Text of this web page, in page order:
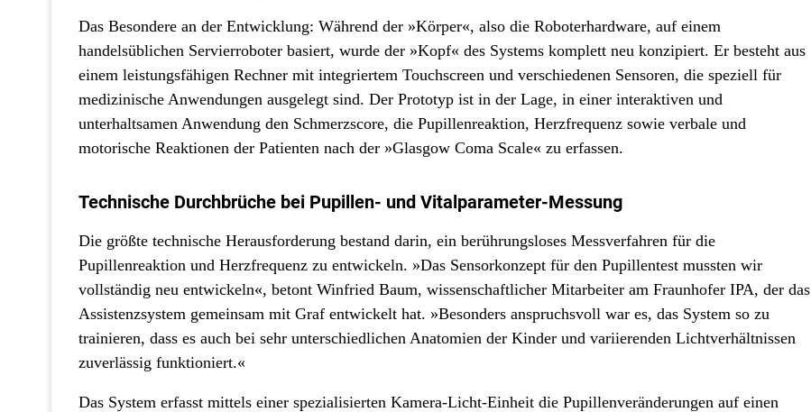
Das Besondere an der Entwicklung: Während der »Körper«, also die Roboterhardware, auf einem
handelsüblichen Servierroboter basiert, wurde der »Kopf« des Systems komplett neu konzipiert. Er besteht aus
einem leistungsfähigen Rechner mit integriertem Touchscreen und verschiedenen Sensoren, die speziell für
medizinische Anwendungen ausgelegt sind. Der Prototyp ist in der Lage, in einer interaktiven und
unterhaltsamen Anwendung den Schmerzscore, die Pupillenreaktion, Herzfrequenz sowie verbale und
motorische Reaktionen der Patienten nach der »Glasgow Coma Scale« zu erfassen.
Technische Durchbrüche bei Pupillen- und Vitalparameter-Messung
Die größte technische Herausforderung bestand darin, ein berührungsloses Messverfahren für die
Pupillenreaktion und Herzfrequenz zu entwickeln. »Das Sensorkonzept für den Pupillentest mussten wir
vollständig neu entwickeln«, betont Winfried Baum, wissenschaftlicher Mitarbeiter am Fraunhofer IPA, der das
Assistenzsystem gemeinsam mit Graf entwickelt hat. »Besonders anspruchsvoll war es, das System so zu
trainieren, dass es auch bei sehr unterschiedlichen Anatomien der Kinder und variierenden Lichtverhältnissen
zuverlässig funktioniert.«
Das System erfasst mittels einer spezialisierten Kamera-Licht-Einheit die Pupillenveränderungen auf einen